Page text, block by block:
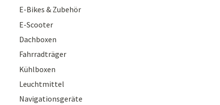
E-Bikes & Zubehör
E-Scooter
Dachboxen
Fahrradträger
Kühlboxen
Leuchtmittel
Navigationsgeräte